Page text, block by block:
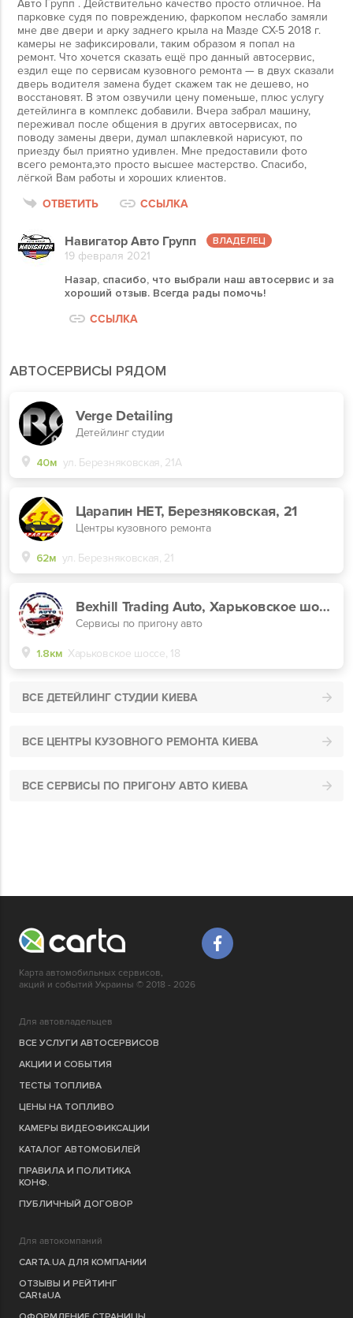
АВТОСЕРВИСЫ РЯДОМ
Verge Detailing
Детейлинг студии
40м ул. Березняковская, 21А
Царапин НЕТ, Березняковская, 21
Центры кузовного ремонта
62м ул. Березняковская, 21
Bexhill Trading Auto, Харьковское шоссе, 18
Сервисы по пригону авто
1.8км Харьковское шоссе, 18
ВСЕ ДЕТЕЙЛИНГ СТУДИИ КИЕВА
ВСЕ ЦЕНТРЫ КУЗОВНОГО РЕМОНТА КИЕВА
ВСЕ СЕРВИСЫ ПО ПРИГОНУ АВТО КИЕВА
Авто Групп . Действительно качество просто отличное. На
парковке судя по повреждению, фаркопом неслабо замяли
мне две двери и арку заднего крыла на Мазде CX-5 2018 г.
камеры не зафиксировали, таким образом я попал на
ремонт. Что хочется сказать ещё про данный автосервис,
ездил еще по сервисам кузовного ремонта — в двух сказали
дверь водителя замена будет скажем так не дешево, но
восстановят. В этом озвучили цену поменьше, плюс услугу
детейлинга в комплекс добавили. Вчера забрал машину,
переживал после общения в других автосервисах, по
поводу замены двери, думал шпаклевкой нарисуют, по
приезду был приятно удивлен. Мне предоставили фото
всего ремонта,это просто высшее мастерство. Спасибо,
лёгкой Вам работы и хороших клиентов.
ОТВЕТИТЬ
ССЫЛКА
Навигатор Авто Групп
19 февраля 2021
Назар, спасибо, что выбрали наш автосервис и за
хороший отзыв. Всегда рады помочь!
ССЫЛКА
Карта автомобильных сервисов,
акций и событий Украины © 2018 - 2026
Для автовладельцев
ВСЕ УСЛУГИ АВТОСЕРВИСОВ
АКЦИИ И СОБЫТИЯ
ТЕСТЫ ТОПЛИВА
ЦЕНЫ НА ТОПЛИВО
КАМЕРЫ ВИДЕОФИКСАЦИИ
КАТАЛОГ АВТОМОБИЛЕЙ
ПРАВИЛА И ПОЛИТИКА
КОНФ.
ПУБЛИЧНЫЙ ДОГОВОР
Для автокомпаний
CARTA.UA ДЛЯ КОМПАНИИ
ОТЗЫВЫ И РЕЙТИНГ
CARtaUA